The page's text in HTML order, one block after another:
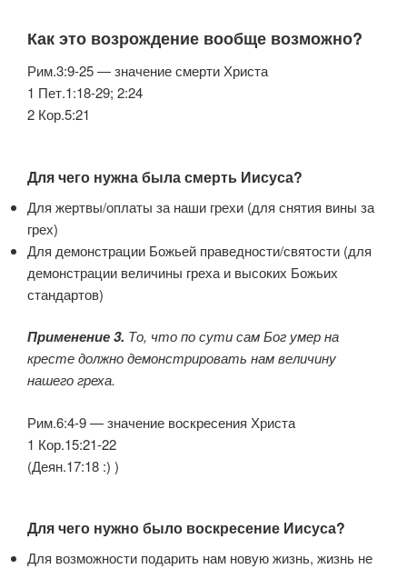
Как это возрождение вообще возможно?
Рим.3:9-25 — значение смерти Христа
1 Пет.1:18-29; 2:24
2 Кор.5:21
Для чего нужна была смерть Иисуса?
Для жертвы/оплаты за наши грехи (для снятия вины за
грех)
Для демонстрации Божьей праведности/святости (для
демонстрации величины греха и высоких Божьих
стандартов)
Применение 3. То, что по сути сам Бог умер на
кресте должно демонстрировать нам величину
нашего греха.
Рим.6:4-9 — значение воскресения Христа
1 Кор.15:21-22
(Деян.17:18 :) )
Для чего нужно было воскресение Иисуса?
Для возможности подарить нам новую жизнь, жизнь не